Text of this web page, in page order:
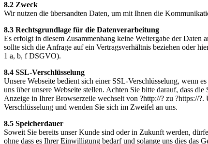
8.2 Zweck
Wir nutzen die übersandten Daten, um mit Ihnen die
8.3 Rechtsgrundlage für die Datenverarbeitung
Es erfolgt in diesem Zusammenhang keine Weitergabe der
sollte sich die Anfrage auf ein Vertragsverhältnis beziehen oder
1 a, b, f DSGVO).
8.4 SSL-Verschlüsselung
Unsere Webseite bedient sich einer SSL-Verschlüsselung, wenn
uns über unsere Webseite stellen. Achten Sie bitte darauf, dass
Anzeige in Ihrer Browserzeile wechselt von ?http://? zu ?https://
Verschlüsselung und wenden Sie sich im Zweifel an uns.
8.5 Speicherdauer
Soweit Sie bereits unser Kunde sind oder in Zukunft werden,
ohne dass es Ihrer Einwilligung bedarf und solange uns dies das